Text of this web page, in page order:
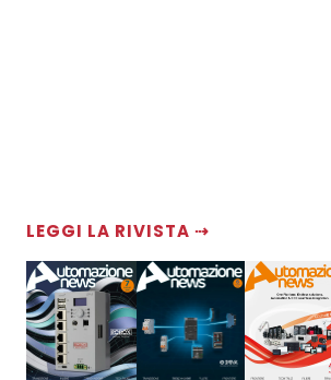
LEGGI LA RIVISTA ⇢